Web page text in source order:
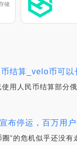
储
结算_velo币可以
用人民币结算部分
布停运，百万用
圈”的危机似乎还没